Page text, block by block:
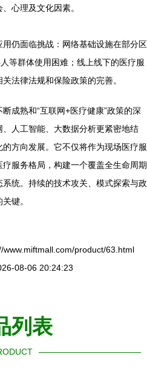
心理及文化因素。
仍面临挑战：网络基础设施在部分区
等群体使用困难；线上线下的医疗服
法律法规和保险政策的完善。
成熟和“互联网+医疗健康”政策的深
人工智能、大数据分析更紧密地结
方向发展。它不仅将作为现场医疗服
服务格局，构建一个覆盖全生命周期
统。持续的技术攻关、模式探索与政
键。
product/63.html
08-06 20:24:23
列表